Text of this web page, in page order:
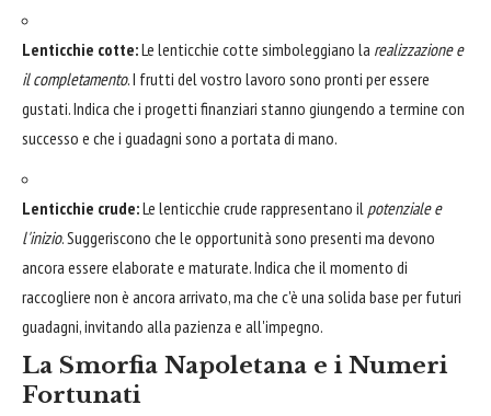
Lenticchie cotte:Le lenticchie cotte simboleggiano la realizzazione e
il completamento. I frutti del vostro lavoro sono pronti per essere
gustati. Indica che i progetti finanziari stanno giungendo a termine con
successo e che i guadagni sono a portata di mano.
Lenticchie crude:Le lenticchie crude rappresentano il potenziale e
l'inizio. Suggeriscono che le opportunità sono presenti ma devono
ancora essere elaborate e maturate. Indica che il momento di
raccogliere non è ancora arrivato, ma che c'è una solida base per futuri
guadagni, invitando alla pazienza e all'impegno.
La Smorfia Napoletana e i Numeri
Fortunati